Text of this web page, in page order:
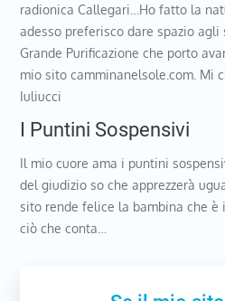
radionica Callegari…Ho fatto la
adesso preferisco dare spazio
Grande Purificazione che porto
mio sito camminanelsole.com. Mi
Iuliucci
I Puntini Sospensivi
Il mio cuore ama i puntini
del giudizio so che apprezzerà
sito rende felice la bambina che è
ciò che conta…